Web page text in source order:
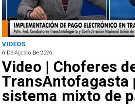
VIDEOS
6 De Agosto De 2026
Video | Choferes
TransAntofagasta
sistema mixto de